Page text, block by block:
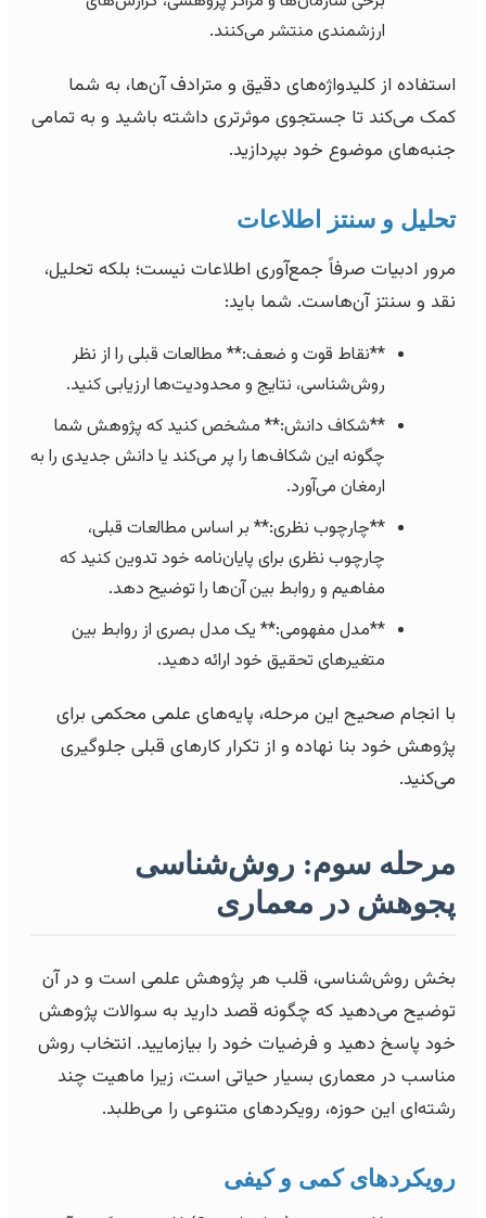
ارزشمندی منتشر می‌کنند.
استفاده از کلیدواژه‌های دقیق و مترادف آن‌ها، به شما
کمک می‌کند تا جستجوی موثرتری داشته باشید و به تمامی
جنبه‌های موضوع خود بپردازید.
تحلیل و سنتز اطلاعات
مرور ادبیات صرفاً جمع‌آوری اطلاعات نیست؛ بلکه تحلیل،
نقد و سنتز آن‌هاست. شما باید:
**نقاط قوت و ضعف:** مطالعات قبلی را از نظر
روش‌شناسی، نتایج و محدودیت‌ها ارزیابی کنید.
**شکاف دانش:** مشخص کنید که پژوهش شما
چگونه این شکاف‌ها را پر می‌کند یا دانش جدیدی را به
ارمغان می‌آورد.
**چارچوب نظری:** بر اساس مطالعات قبلی،
چارچوب نظری برای پایان‌نامه خود تدوین کنید که
مفاهیم و روابط بین آن‌ها را توضیح دهد.
**مدل مفهومی:** یک مدل بصری از روابط بین
متغیرهای تحقیق خود ارائه دهید.
با انجام صحیح این مرحله، پایه‌های علمی محکمی برای
پژوهش خود بنا نهاده و از تکرار کارهای قبلی جلوگیری
می‌کنید.
مرحله سوم: روش‌شناسی
پجوهش در معماری
بخش روش‌شناسی، قلب هر پژوهش علمی است و در آن
توضیح می‌دهید که چگونه قصد دارید به سوالات پژوهش
خود پاسخ دهید و فرضیات خود را بیازمایید. انتخاب روش
مناسب در معماری بسیار حیاتی است، زیرا ماهیت چند
رشته‌ای این حوزه، رویکردهای متنوعی را می‌طلبد.
رویکردهای کمی و کیفی